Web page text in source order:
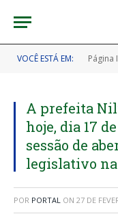
VOCÊ ESTÁ EM: Página
A prefeita
hoje, dia 17
sessão de
legislativo
POR PORTAL ON 27 DE